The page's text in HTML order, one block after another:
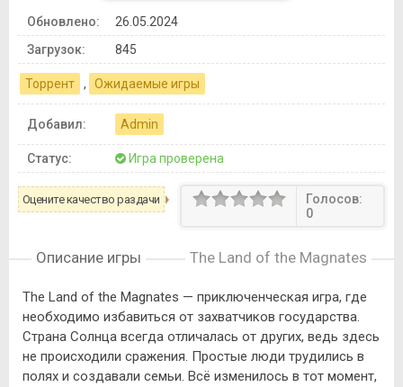
Обновлено:
26.05.2024
Загрузок:
845
Торрент , Ожидаемые игры
Добавил: Admin
Статус: Игра проверена
Оцените качество раздачи
Голосов:
0
Описание игры The Land of the Magnates
The Land of the Magnates — приключенческая игра, где
необходимо избавиться от захватчиков государства.
Страна Солнца всегда отличалась от других, ведь здесь
не происходили сражения. Простые люди трудились в
полях и создавали семьи. Всё изменилось в тот момент,